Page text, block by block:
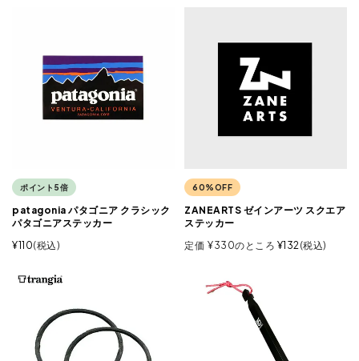
ポイント5倍
patagonia パタゴニア クラシック
パタゴニアステッカー
¥110 税込
60%OFF
ZANEARTS ゼインアーツ スクエア
ステッカー
定価 ¥330のところ ¥132 税込